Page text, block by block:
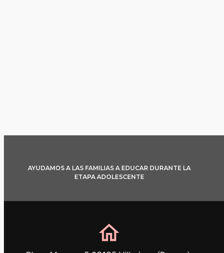
AYUDAMOS A LAS FAMILIAS A EDUCAR DURANTE LA
ETAPA ADOLESCENTE
home